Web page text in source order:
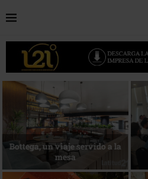
Bottega, un viaje servido a la
mesa